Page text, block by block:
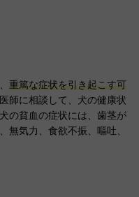
重篤な症状を引き起こす可
師に相談して、犬の健康状
の貧血の症状には、歯茎が
無気力、食欲不振、嘔吐、